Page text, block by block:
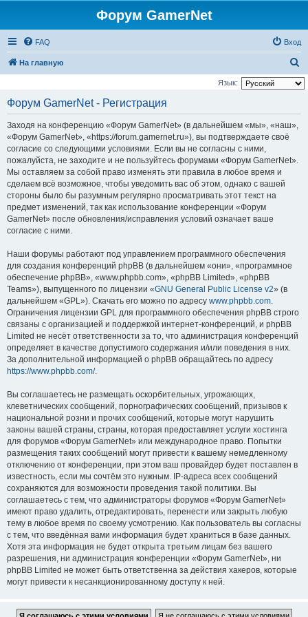
Форум GamerNet
FAQ Вход
На главную
о
Язык:
Форум GamerNet - Регистрация
Заходя на конференцию «Форум GamerNet» (в дальнейшем «мы», «наш»,
«Форум GamerNet», «https://forum.gamernet.ru»), вы подтверждаете своё
согласие со следующими условиями. Если вы не согласны с ними,
пожалуйста, не заходите и не пользуйтесь форумами «Форум GamerNet».
Мы оставляем за собой право изменять эти правила в любое время и
сделаем всё возможное, чтобы уведомить вас об этом, однако с вашей
стороны было бы разумным регулярно просматривать этот текст на
предмет изменений, так как использование конференции «Форум
GamerNet» после обновления/исправления условий означает ваше
согласие с ними.
Наши форумы работают под управлением программного обеспечения
для создания конференций phpBB (в дальнейшем «они», «программное
обеспечение phpBB», «www.phpbb.com», «phpBB Limited», «phpBB
Teams»), выпущенного по лицензии «GNU General Public License v2» (в
дальнейшем «GPL»). Скачать его можно по адресу www.phpbb.com.
Ограничения лицензии GPL для программного обеспечения phpBB строго
связаны с организацией и поддержкой интернет-конференций, и phpBB
Limited не несёт ответственности за то, что администрация конференций
определяет в качестве допустимого содержания и/или поведения в них.
За дополнительной информацией о phpBB обращайтесь по адресу
https://www.phpbb.com/.
Вы соглашаетесь не размещать оскорбительных, угрожающих,
клеветнических сообщений, порнографических сообщений, призывов к
национальной розни и прочих сообщений, которые могут нарушить
законы вашей страны, страны, которая предоставляет услуги хостинга
для форумов «Форум GamerNet» или международное право. Попытки
размещения таких сообщений могут привести к вашему немедленному
отключению от конференции, при этом ваш провайдер будет поставлен в
известность, если мы сочтём это нужным. IP-адреса всех сообщений
сохраняются для возможности проведения такой политики. Вы
соглашаетесь с тем, что администраторы форумов «Форум GamerNet»
имеют право удалить, отредактировать, перенести или закрыть любую
тему в любое время по своему усмотрению. Как пользователь вы согласны
с тем, что введённая вами информация будет храниться в базе данных.
Хотя эта информация не будет открыта третьим лицам без вашего
разрешения, ни администрация конференции «Форум GamerNet», ни
phpBB Limited не может быть ответственна за действия хакеров, которые
могут привести к несанкционированному доступу к ней.